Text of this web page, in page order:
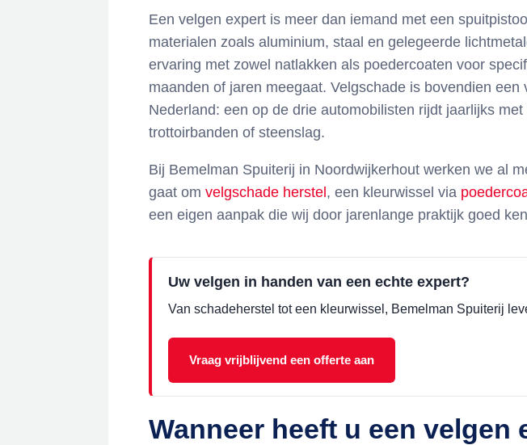
Een velgen expert is meer dan iemand met een
materialen zoals aluminium, staal en gelegeerde
ervaring met zowel natlakken als poedercoaten voor
maanden of jaren meegaat. Velgschade is bovendien
Nederland: een op de drie automobilisten rijdt jaarlijks
trottoirbanden of steenslag.
Bij Bemelman Spuiterij in Noordwijkerhout werken we al
gaat omvelgschade herstel, een kleurwissel via
een eigen aanpak die wij door jarenlange praktijk goed
Uw velgen in handen van een echte expert?
Van schadeherstel tot een kleurwissel, Bemelman Spuiterij
Vraag vrijblijvend een offerte aan
Wanneer heeft u een velgen